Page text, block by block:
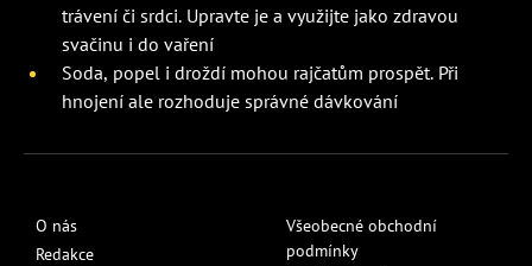
trávení či srdci. Upravte je a využijte jako zdravou
svačinu i do vaření
Soda, popel i droždí mohou rajčatům prospět. Při
hnojení ale rozhoduje správné dávkování
O nás
Redakce
Všeobecné obchodní
podmínky